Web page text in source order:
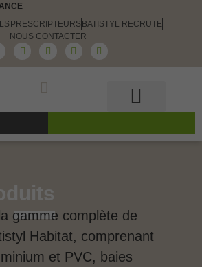
PRESCRIPTEURS BATISTYL RECRUTE
NOUS CONTACTER
gamme complète de
Habitat, comprenant
et PVC, baies